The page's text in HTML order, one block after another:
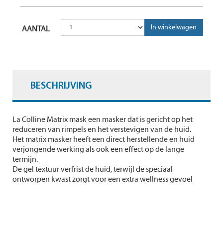
AANTAL
BESCHRIJVING
La Colline Matrix mask een masker dat is gericht op het
reduceren van rimpels en het verstevigen van de huid.
Het matrix masker heeft een direct herstellende en huid
verjongende werking als ook een effect op de lange
termijn.
De gel textuur verfrist de huid, terwijl de speciaal
ontworpen kwast zorgt voor een extra wellness gevoel